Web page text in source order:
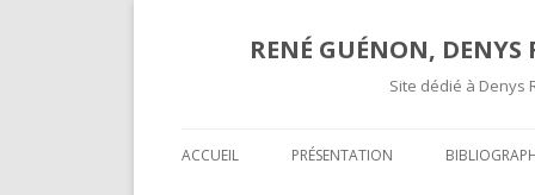
RENÉ GUÉNON,
Site dédié à
ACCUEIL PRÉSENTATION